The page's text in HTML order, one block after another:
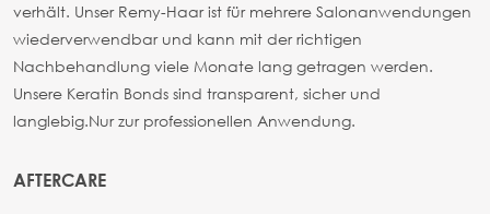
verhält. Unser Remy-Haar ist für mehrere Salonanwendungen
wiederverwendbar und kann mit der richtigen
Nachbehandlung viele Monate lang getragen werden.
Unsere Keratin Bonds sind transparent, sicher und
langlebig.Nur zur professionellen Anwendung.
AFTERCARE